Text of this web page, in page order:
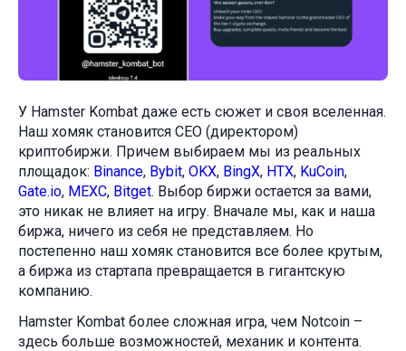
У Hamster Kombat даже есть сюжет и своя вселенная.
Наш хомяк становится CEO (директором)
криптобиржи. Причем выбираем мы из реальных
площадок: Binance, Bybit, OKX, BingX, HTX, KuCoin,
Gate.io, MEXC, Bitget. Выбор биржи остается за вами,
это никак не влияет на игру. Вначале мы, как и наша
биржа, ничего из себя не представляем. Но
постепенно наш хомяк становится все более крутым,
а биржа из стартапа превращается в гигантскую
компанию.
Hamster Kombat более сложная игра, чем Notcoin –
здесь больше возможностей, механик и контента.